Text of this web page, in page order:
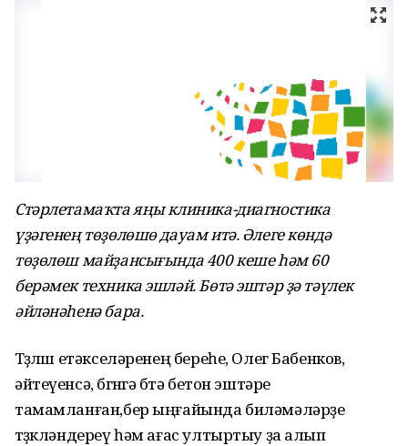
Стәрлетамаҡта яңы клиника-диагностика
үҙәгенең төҙөлөшө дауам итә. Әлеге көндә
төҙөлөш майҙансығында 400 кеше һәм 60
берәмек техника эшләй. Бөтә эштәр ҙә тәүлек
әйләнәһенә бара.
Төҙөлөш етәкселәренең береһе, Олег Бабенков,
әйтеүенсә, бөгөнгә бөтә бетон эштәре
тамамланған,бер ыңғайында биләмәләрҙе
төҙөкләндереү һәм ағас ултыртыу ҙа алып